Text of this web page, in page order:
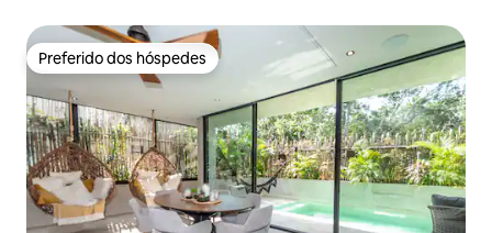
Preferido dos hóspedes
Preferido dos hóspedes